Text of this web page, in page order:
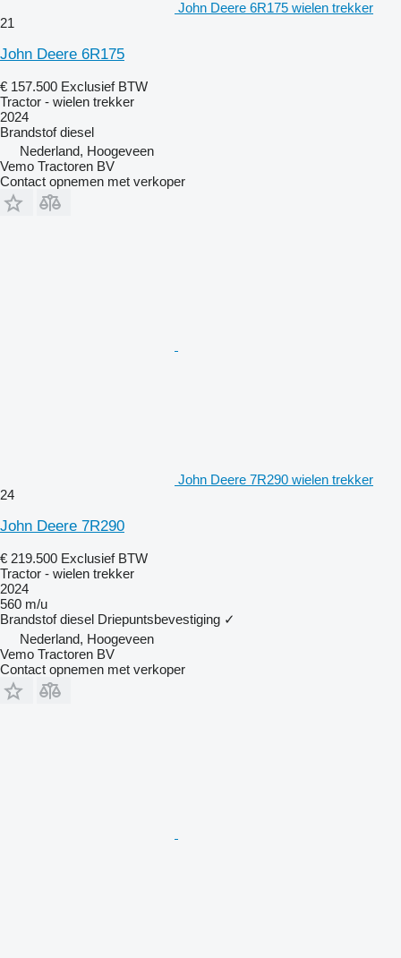
John Deere 6R175 wielen trekker
21
John Deere 6R175
€ 157.500 Exclusief BTW
Tractor - wielen trekker
2024
Brandstof diesel
Nederland, Hoogeveen
Vemo Tractoren BV
Contact opnemen met verkoper
John Deere 7R290 wielen trekker
24
John Deere 7R290
€ 219.500 Exclusief BTW
Tractor - wielen trekker
2024
560 m/u
Brandstof diesel Driepuntsbevestiging ✓
Nederland, Hoogeveen
Vemo Tractoren BV
Contact opnemen met verkoper